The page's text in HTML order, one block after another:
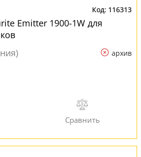
116313
Emitter 1900-1W для
архив